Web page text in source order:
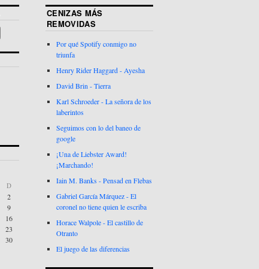
D
2
9
16
23
30
CENIZAS MÁS
REMOVIDAS
Por qué Spotify conmigo no
triunfa
Henry Rider Haggard - Ayesha
David Brin - Tierra
Karl Schroeder - La señora de los
laberintos
Seguimos con lo del baneo de
google
¡Una de Liebster Award!
¡Marchando!
Iain M. Banks - Pensad en Flebas
Gabriel García Márquez - El
coronel no tiene quien le escriba
Horace Walpole - El castillo de
Otranto
El juego de las diferencias